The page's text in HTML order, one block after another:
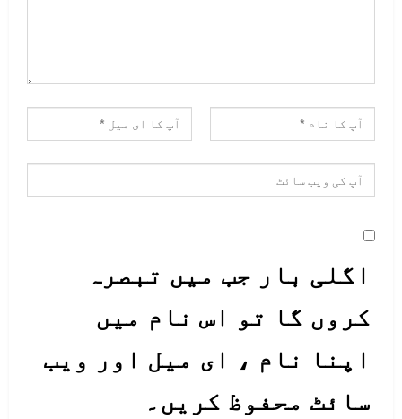
اگلی بار جب میں تبصرہ
کروں گا تو اس نام میں
اپنا نام ، ای میل اور ویب
سائٹ محفوظ کریں۔